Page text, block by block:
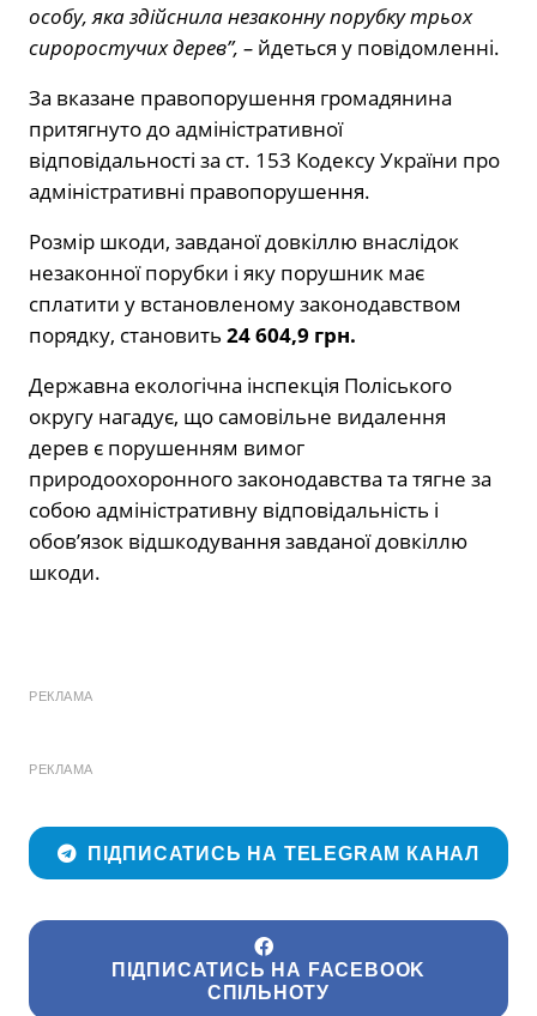
особу, яка здійснила незаконну порубку трьох
сироростучих дерев”, – йдеться у повідомленні.
За вказане правопорушення громадянина
притягнуто до адміністративної
відповідальності за ст. 153 Кодексу України про
адміністративні правопорушення.
Розмір шкоди, завданої довкіллю внаслідок
незаконної порубки і яку порушник має
сплатити у встановленому законодавством
порядку, становить 24 604,9 грн.
Державна екологічна інспекція Поліського
округу нагадує, що самовільне видалення
дерев є порушенням вимог
природоохоронного законодавства та тягне за
собою адміністративну відповідальність і
обов’язок відшкодування завданої довкіллю
шкоди.
РЕКЛАМА
РЕКЛАМА
ПІДПИСАТИСЬ НА TELEGRAM КАНАЛ
ПІДПИСАТИСЬ НА FACEBOOK
СПІЛЬНОТУ